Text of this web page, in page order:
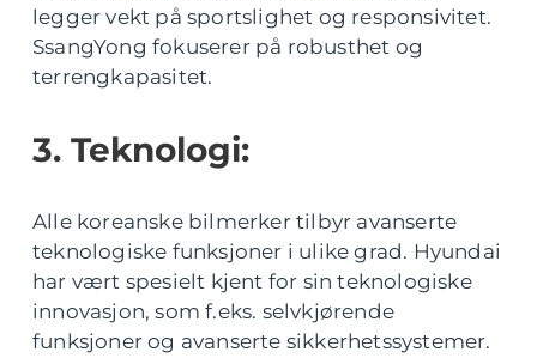
legger vekt på sportslighet og responsivitet.
SsangYong fokuserer på robusthet og
terrengkapasitet.
3. Teknologi:
Alle koreanske bilmerker tilbyr avanserte
teknologiske funksjoner i ulike grad. Hyundai
har vært spesielt kjent for sin teknologiske
innovasjon, som f.eks. selvkjørende
funksjoner og avanserte sikkerhetssystemer.